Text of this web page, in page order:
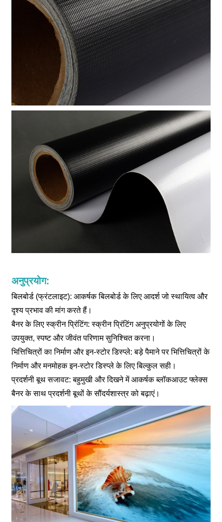
अनुप्रयोग:
बिलबोर्ड (फ्रंटलाइट): आकर्षक बिलबोर्ड के लिए आदर्श जो स्थायित्व और
दृश्य प्रभाव की मांग करते हैं।
बैनर के लिए स्क्रीन प्रिंटिंग: स्क्रीन प्रिंटिंग अनुप्रयोगों के लिए
उपयुक्त, स्पष्ट और जीवंत परिणाम सुनिश्चित करना।
भित्तिचित्रों का निर्माण और इन-स्टोर डिस्प्ले: बड़े पैमाने पर भित्तिचित्रों के
निर्माण और मनमोहक इन-स्टोर डिस्प्ले के लिए बिल्कुल सही।
प्रदर्शनी बूथ सजावट: बहुमुखी और दिखने में आकर्षक ब्लॉकआउट फ्लेक्स
बैनर के साथ प्रदर्शनी बूथों के सौंदर्यशास्त्र को बढ़ाएं।